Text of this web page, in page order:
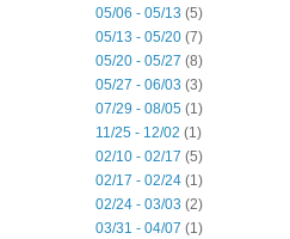
05/06 - 05/13 (5)
05/13 - 05/20 (7)
05/20 - 05/27 (8)
05/27 - 06/03 (3)
07/29 - 08/05 (1)
11/25 - 12/02 (1)
02/10 - 02/17 (5)
02/17 - 02/24 (1)
02/24 - 03/03 (2)
03/31 - 04/07 (1)